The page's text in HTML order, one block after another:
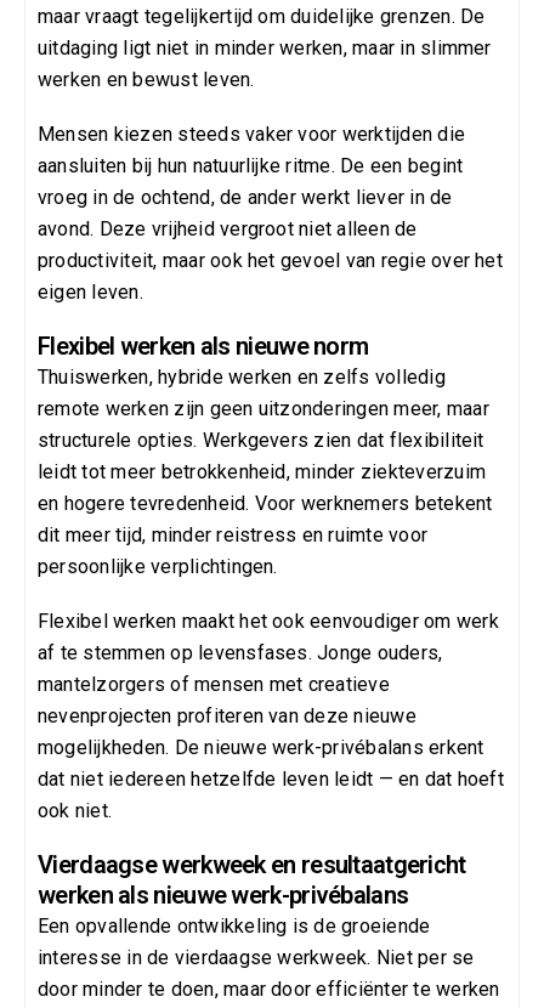
maar vraagt tegelijkertijd om duidelijke grenzen. De
uitdaging ligt niet in minder werken, maar in slimmer
werken en bewust leven.
Mensen kiezen steeds vaker voor werktijden die
aansluiten bij hun natuurlijke ritme. De een begint
vroeg in de ochtend, de ander werkt liever in de
avond. Deze vrijheid vergroot niet alleen de
productiviteit, maar ook het gevoel van regie over het
eigen leven.
Flexibel werken als nieuwe norm
Thuiswerken, hybride werken en zelfs volledig
remote werken zijn geen uitzonderingen meer, maar
structurele opties. Werkgevers zien dat flexibiliteit
leidt tot meer betrokkenheid, minder ziekteverzuim
en hogere tevredenheid. Voor werknemers betekent
dit meer tijd, minder reistress en ruimte voor
persoonlijke verplichtingen.
Flexibel werken maakt het ook eenvoudiger om werk
af te stemmen op levensfases. Jonge ouders,
mantelzorgers of mensen met creatieve
nevenprojecten profiteren van deze nieuwe
mogelijkheden. De nieuwe werk-privébalans erkent
dat niet iedereen hetzelfde leven leidt — en dat hoeft
ook niet.
Vierdaagse werkweek en resultaatgericht
werken als nieuwe werk-privébalans
Een opvallende ontwikkeling is de groeiende
interesse in de vierdaagse werkweek. Niet per se
door minder te doen, maar door efficiënter te werken